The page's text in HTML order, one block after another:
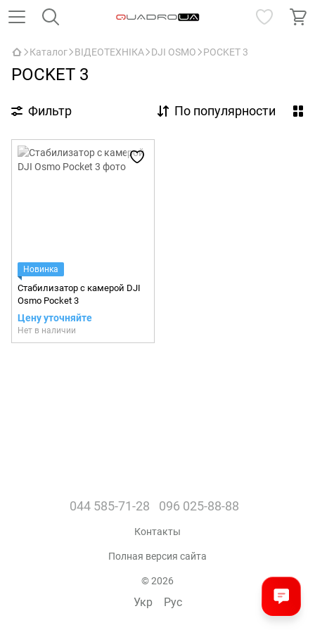
Каталог ВІДЕОТЕХНІКА DJI OSMO POCKET 3
POCKET 3
Фильтр По популярности
Новинка
Стабилизатор с камерой DJI
Osmo Pocket 3
Цену уточняйте
Нет в наличии
044 585-71-28 096 025-88-88
Контакты
Полная версия сайта
© 2026
Укр Рус